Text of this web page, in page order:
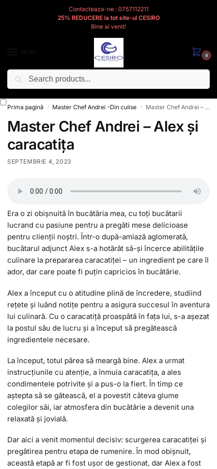
Contacteaza-ne : 0757112211
25% REDUCERE la tot site-ul CESIRO
Bine ai venit!
0
Cesiro
Prima pagină / Master Chef Andrei -Din culise / Master Chef Andrei – Alex și caracatița
Master Chef Andrei – Alex și
caracatița
SEPTEMBRIE 4, 2023
Era o zi obișnuită în bucătăria mea, cu toți bucătarii
lucrand cu pasiune pentru a pregăti mese delicioase
pentru clienții noștri. Într-o după-amiază aglomerată,
bucătarul adjunct Alex s-a hotărât să-și încerce abilitățile
culinare la prepararea caracatiței – un ingredient pe care îl
ador, dar care poate fi puțin capricios în bucătărie.
Alex a început cu o atitudine plină de încredere, studiind
rețete și luând notițe pentru a asigura succesul în aventura
lui culinară. Cu o caracatiță proaspătă în fața lui, s-a așezat
la postul său de lucru și a început să pregătească
ingredientele necesare.
La început, totul părea să meargă bine. Alex a urmat
instrucțiunile cu atenție, a înmuia caracatița, a ales
condimentele potrivite și a pus-o la fiert. În timp ce
aștepta să se gătească, el a povestit câteva glume
colegilor săi, iar atmosfera din bucătărie a devenit una
relaxată și jovială.
Dar aici a venit momentul decisiv: scurgerea caracatiței și
pregătirea pentru etapa de rumenire. În mod obișnuit,
această etapă ar fi fost ușor de gestionat, dar Alex a fost